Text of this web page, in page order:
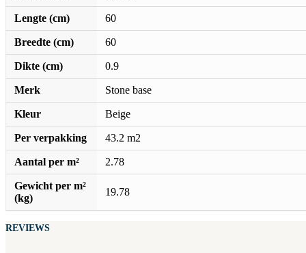
Lengte (cm) 60
Breedte (cm) 60
Dikte (cm) 0.9
Merk Stone base
Kleur Beige
Per verpakking 43.2 m2
Aantal per m² 2.78
Gewicht per m²
(kg)
19.78
REVIEWS